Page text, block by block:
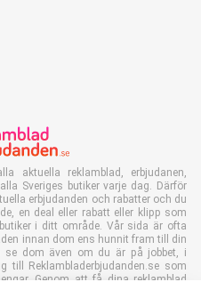
aktuella reklamblad, erbjudanen,
Sveriges butiker varje dag. Därför
erbjudanden och rabatter och du
en deal eller rabatt eller klipp som
i ditt område. Vår sida är ofta
innan dom ens hunnit fram till din
dom även om du är på jobbet, i
Reklambladerbjudanden.se som
Genom att få dina reklamblad